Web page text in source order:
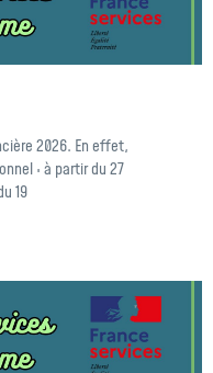
2026. En effet,
: à partir du 27
19